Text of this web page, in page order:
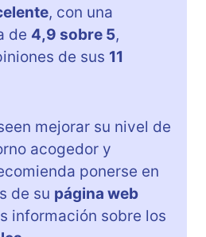
, con una
de 4,9 sobre 5,
de sus 11
mejorar su nivel de
acogedor y
ponerse en
de su página web
información sobre los